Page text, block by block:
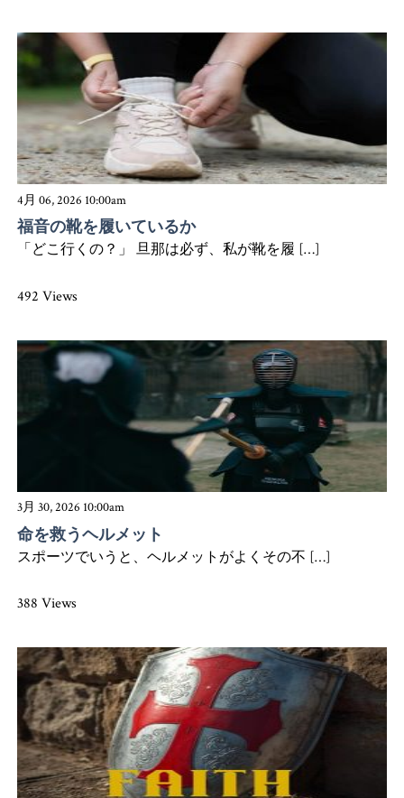
4月 06, 2026 10:00am
福音の靴を履いているか
「どこ行くの？」 旦那は必ず、私が靴を履 […]
492 Views
3月 30, 2026 10:00am
命を救うヘルメット
スポーツでいうと、ヘルメットがよくその不 […]
388 Views